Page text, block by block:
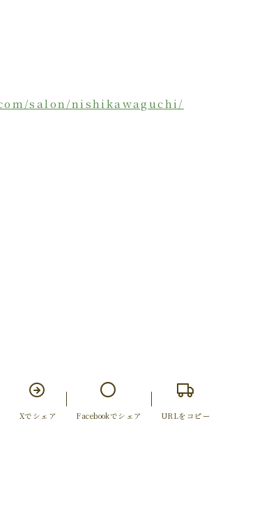
salon/nishikawaguchi/
Xでシェア Facebookでシェア URLをコピー